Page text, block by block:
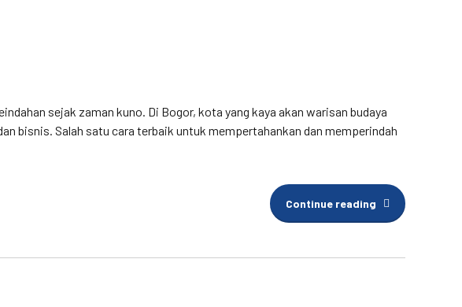
sejak zaman kuno. Di Bogor, kota yang kaya akan warisan budaya
bisnis. Salah satu cara terbaik untuk mempertahankan dan memperindah
Continue reading